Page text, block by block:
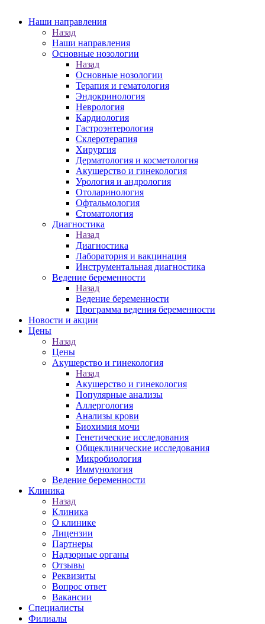
Наши направления
Назад
Наши направления
Основные нозологии
Назад
Основные нозологии
Терапия и гематология
Эндокринология
Неврология
Кардиология
Гастроэнтерология
Склеротерапия
Хирургия
Дерматология и косметология
Акушерство и гинекология
Урология и андрология
Отоларинология
Офтальмология
Стоматология
Диагностика
Назад
Диагностика
Лаборатория и вакцинация
Инструментальная диагностика
Ведение беременности
Назад
Ведение беременности
Программа ведения беременности
Новости и акции
Цены
Назад
Цены
Акушерство и гинекология
Назад
Акушерство и гинекология
Популярные анализы
Аллергология
Анализы крови
Биохимия мочи
Генетические исследования
Общеклинические исследования
Микробиология
Иммунология
Ведение беременности
Клиника
Назад
Клиника
О клинике
Лицензии
Партнеры
Надзорные органы
Отзывы
Реквизиты
Вопрос ответ
Вакансии
Специалисты
Филиалы